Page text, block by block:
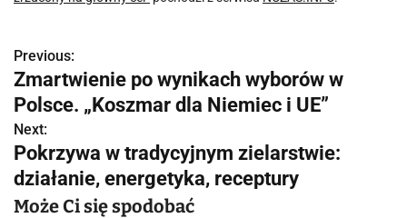
N
a
w
i
g
Previous:
Zmartwienie po wynikach wyborów w
Polsce. „Koszmar dla Niemiec i UE”
Next:
Pokrzywa w tradycyjnym zielarstwie:
działanie, energetyka, receptury
Może Ci się spodobać